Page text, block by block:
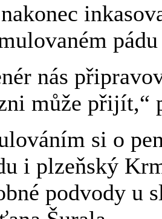
nás
může přijít,“
si o
i plzeňský
podvody u